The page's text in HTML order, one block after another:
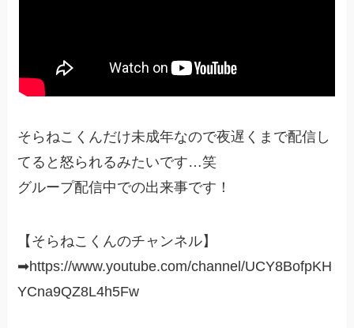
そらねこくんだけ未成年なので夜遅くまで配信し
てると怒られるみたいです…笑
グループ配信中での出来事です！
【そらねこくんのチャンネル】
➡https://www.youtube.com/channel/UCY8BofpKH
YCna9QZ8L4h5Fw